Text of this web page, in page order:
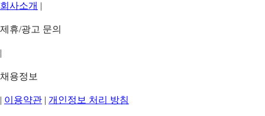
회사소개 |
제휴/광고 문의
|
채용정보
| 이용약관 | 개인정보 처리 방침